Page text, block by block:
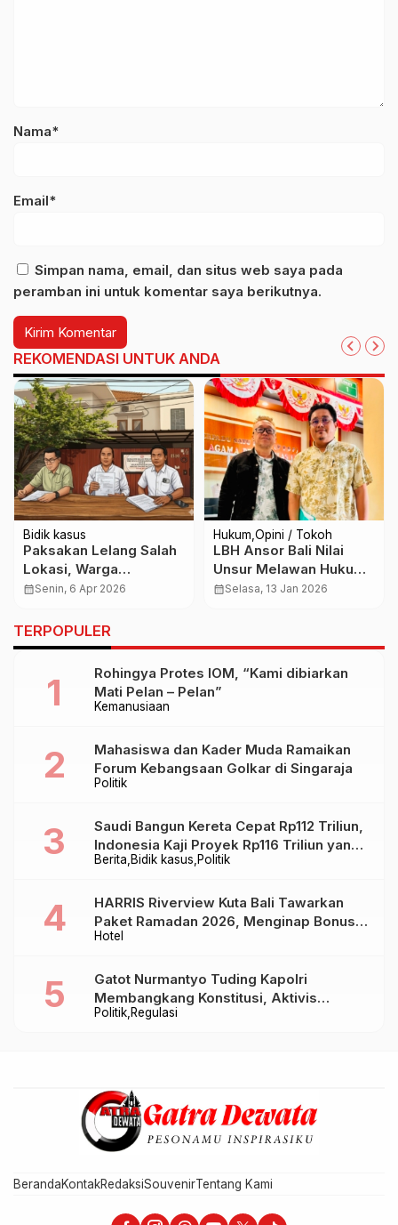
Nama*
Email*
Simpan nama, email, dan situs web saya pada
peramban ini untuk komentar saya berikutnya.
REKOMENDASI UNTUK ANDA
Bidik kasus
Paksakan Lelang Salah
Lokasi, Warga
Denpasar Barat
Penyerobotan dan
Pemalsuan Dokumen
calendar_monthSenin, 6 Apr 2026
Hukum Opini / Tokoh
LBH Ansor Bali Nilai
Unsur Melawan Hukum
Tak Terpenuhi dalam
calendar_monthSelasa, 13 Jan 2026
TERPOPULER
Kemanusiaan
Rohingya Protes IOM, “Kami dibiarkan
Mati Pelan – Pelan”
Politik
Mahasiswa dan Kader Muda Ramaikan
Forum Kebangsaan Golkar di Singaraja
Berita Bidik kasus Politik
Saudi Bangun Kereta Cepat Rp112 Triliun,
Indonesia Kaji Proyek Rp116 Triliun yang
Baru Sampai Bandung
Hotel
HARRIS Riverview Kuta Bali Tawarkan
Paket Ramadan 2026, Menginap Bonus
Takjil hingga Bukber Mulai Rp88.888
Politik Regulasi
Gatot Nurmantyo Tuding Kapolri
Membangkang Konstitusi, Aktivis
Tegaskan Polri Tak Punya Sejarah
BerandaKontakRedaksiSouvenirTentang Kami